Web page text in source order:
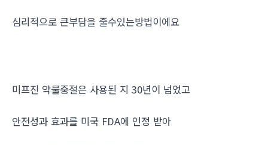
심리적으로 큰부담을 줄수있는방법이에요
미프진 약물중절은 사용된 지 30년이 넘었고
안전성과 효과를 미국 FDA에 인정 받아